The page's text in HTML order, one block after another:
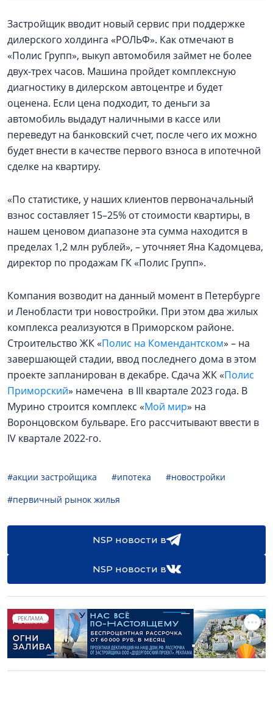
Застройщик вводит новый сервис при поддержке
дилерского холдинга «РОЛЬФ». Как отмечают в
«Полис Групп», выкуп автомобиля займет не более
двух-трех часов. Машина пройдет комплексную
диагностику в дилерском автоцентре и будет
оценена. Если цена подходит, то деньги за
автомобиль выдадут наличными в кассе или
переведут на банковский счет, после чего их можно
будет внести в качестве первого взноса в ипотечной
сделке на квартиру.
«По статистике, у наших клиентов первоначальный
взнос составляет 15–25% от стоимости квартиры, в
нашем ценовом диапазоне эта сумма находится в
пределах 1,2 млн рублей», – уточняет Яна Кадомцева,
директор по продажам ГК «Полис Групп».
Компания возводит на данный момент в Петербурге
и Ленобласти три новостройки. При этом два жилых
комплекса реализуются в Приморском районе.
Строительство ЖК «Полис на Комендантском» – на
завершающей стадии, ввод последнего дома в этом
проекте запланирован в декабре. Сдача ЖК «Полис
Приморский» намечена в III квартале 2023 года. В
Мурино строится комплекс «Мой мир» на
Воронцовском бульваре. Его рассчитывают ввести в
IV квартале 2022-го.
#акции застройщика #ипотека
#новостройки
#первичный рынок жилья
NSP новости в
NSP новости в
РЕКЛАМА